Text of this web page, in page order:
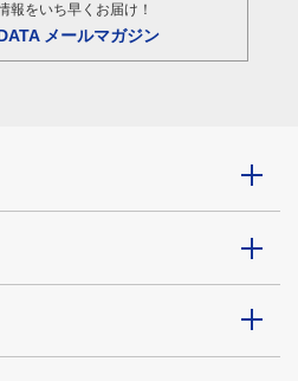
報をいち早くお届け！
メールマガジン